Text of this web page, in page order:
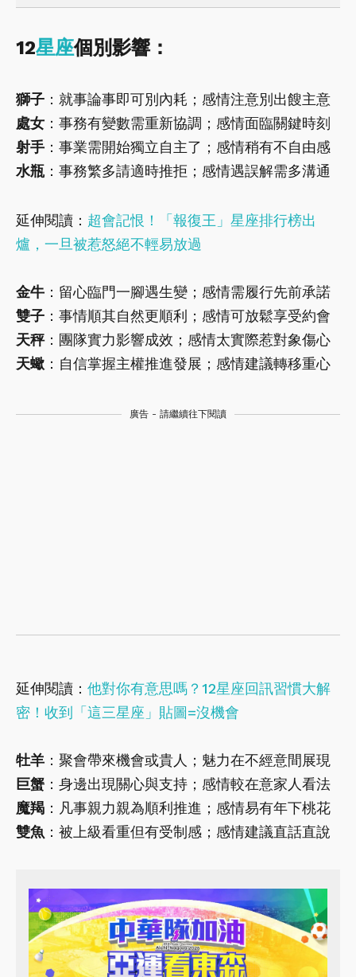
12星座個別影響：
獅子 ：就事論事即可別內耗；感情注意別出餿主意
處女 ：事務有變數需重新協調；感情面臨關鍵時刻
射手 ：事業需開始獨立自主了；感情稍有不自由感
水瓶 ：事務繁多請適時推拒；感情遇誤解需多溝通
延伸閱讀： 超會記恨！「報復王」星座排行榜出
爐，一旦被惹怒絕不輕易放過
金牛 ：留心臨門一腳遇生變；感情需履行先前承諾
雙子 ：事情順其自然更順利；感情可放鬆享受約會
天秤：團隊實力影響成效；感情太實際惹對象傷心
天蠍 ：自信掌握主權推進發展；感情建議轉移重心
廣告 - 請繼續往下閱讀
延伸閱讀： 他對你有意思嗎？12星座回訊習慣大解
密！收到「這三星座」貼圖=沒機會
牡羊 ：聚會帶來機會或貴人；魅力在不經意間展現
巨蟹 ：身邊出現關心與支持；感情較在意家人看法
魔羯 ：凡事親力親為順利推進；感情易有年下桃花
雙魚 ：被上級看重但有受制感；感情建議直話直說